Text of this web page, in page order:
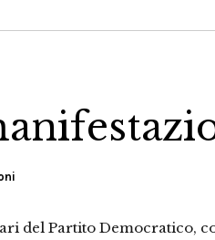
del Partito Democratico,